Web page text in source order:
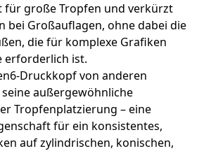
für große Tropfen und verkürzt
bei Großauflagen, ohne dabei die
die für komplexe Grafiken
erforderlich ist.
Druckkopf von anderen
außergewöhnliche
Tropfenplatzierung – eine
für ein konsistentes,
auf zylindrischen, konischen,